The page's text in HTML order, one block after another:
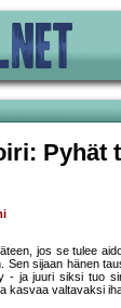
Pyhät
jos se tulee
Sen sijaan hänen
- ja juuri siksi tuo
kasvaa valtavaksi